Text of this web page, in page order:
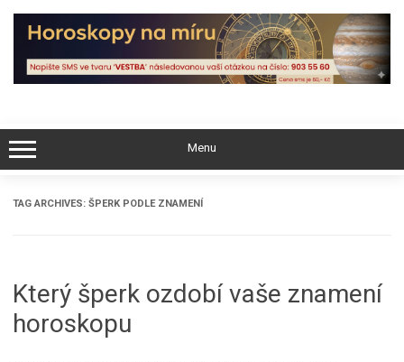
Skip
content
Menu
TAG ARCHIVES: ŠPERK PODLE ZNAMENÍ
Který šperk ozdobí vaše znamení
horoskopu